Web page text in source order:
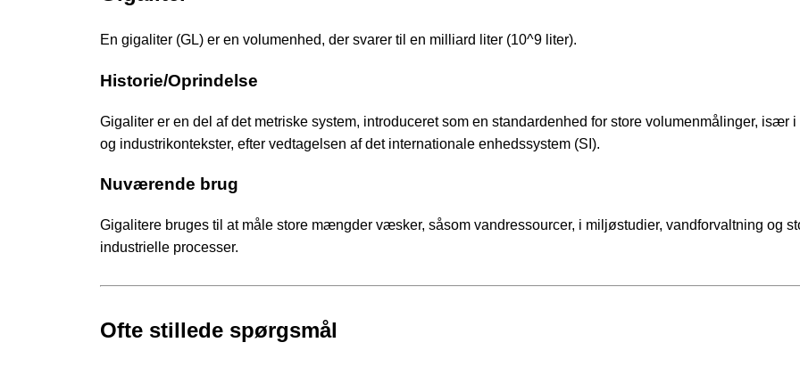
En gigaliter (GL) er en volumenhed, der svarer til en milliard liter (10^9 liter).
Historie/Oprindelse
Gigaliter er en del af det metriske system, introduceret som en standardenhed for store volumenmålinger, især
og industrikontekster, efter vedtagelsen af det internationale enhedssystem (SI).
Nuværende brug
Gigalitere bruges til at måle store mængder væsker, såsom vandressourcer, i miljøstudier, vandforvaltning og
industrielle processer.
Ofte stillede spørgsmål